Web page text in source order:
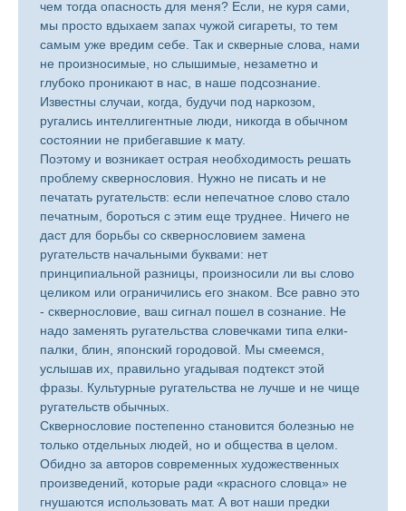
чем тогда опасность для меня? Если, не куря сами,
мы просто вдыхаем запах чужой сигареты, то тем
самым уже вредим себе. Так и скверные слова, нами
не произносимые, но слышимые, незаметно и
глубоко проникают в нас, в наше подсознание.
Известны случаи, когда, будучи под наркозом,
ругались интеллигентные люди, никогда в обычном
состоянии не прибегавшие к мату.
Поэтому и возникает острая необходимость решать
проблему сквернословия. Нужно не писать и не
печатать ругательств: если непечатное слово стало
печатным, бороться с этим еще труднее. Ничего не
даст для борьбы со сквернословием замена
ругательств начальными буквами: нет
принципиальной разницы, произносили ли вы слово
целиком или ограничились его знаком. Все равно это
- сквернословие, ваш сигнал пошел в сознание. Не
надо заменять ругательства словечками типа елки-
палки, блин, японский городовой. Мы смеемся,
услышав их, правильно угадывая подтекст этой
фразы. Культурные ругательства не лучше и не чище
ругательств обычных.
Сквернословие постепенно становится болезнью не
только отдельных людей, но и общества в целом.
Обидно за авторов современных художественных
произведений, которые ради «красного словца» не
гнушаются использовать мат. А вот наши предки